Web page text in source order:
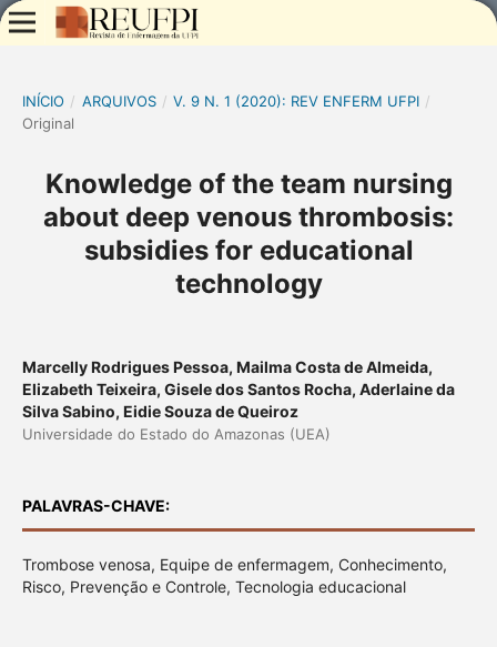
INÍCIO / ARQUIVOS / V. 9 N. 1 (2020): REV ENFERM UFPI /
Original
Knowledge of the team nursing
about deep venous thrombosis:
subsidies for educational
technology
Marcelly Rodrigues Pessoa, Mailma Costa de Almeida,
Elizabeth Teixeira, Gisele dos Santos Rocha, Aderlaine da
Silva Sabino, Eidie Souza de Queiroz
Universidade do Estado do Amazonas (UEA)
PALAVRAS-CHAVE:
Trombose venosa, Equipe de enfermagem, Conhecimento,
Risco, Prevenção e Controle, Tecnologia educacional